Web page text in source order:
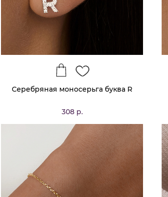
Серебряная моносерьга буква R
308 р.